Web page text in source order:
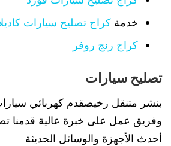
خدمة كراج تصليح سيارات
كراج رنج روفر
تصليح سيارات
بنشر متنقل رخيصقدم كهربائي
وفريق عمل على خبرة عالية قدمنا
أحدث الأجهزة والوسائل الحديثة